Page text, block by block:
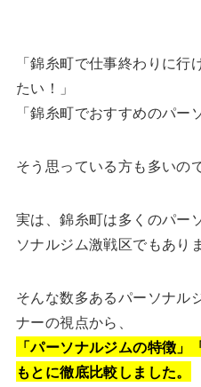
「錦糸町で仕事終わりに
たい！」
「錦糸町でおすすめのパー
そう思っている方も多いの
実は、錦糸町は多くのパー
ソナルジム激戦区でもあり
そんな数多あるパーソナル
ナーの視点から、
「パーソナルジムの特徴
もとに徹底比較しました。